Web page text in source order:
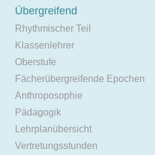
Übergreifend
Rhythmischer Teil
Klassenlehrer
Oberstufe
Fächerübergreifende Epochen
Anthroposophie
Pädagogik
Lehrplanübersicht
Vertretungsstunden